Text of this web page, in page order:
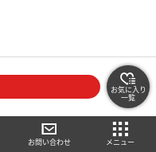
お問い合わせ メニュー
お気に入り
一覧